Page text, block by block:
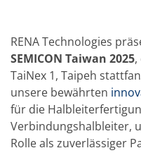
Ersatzteilservice
Upgrades
Training
Technologie
Technologiezentren
Prozesstechnologie
TruEtch - Metallätzung
Fluidjet - Metall-Abhebung
SiEtch – KOH-Ätzen
RENA Technologies
SEMICON Taiwan 2025
TaiNex 1, Taipeh
unsere bewährten
für die
Verbindungshalbleiter,
Rolle als zuverlässiger